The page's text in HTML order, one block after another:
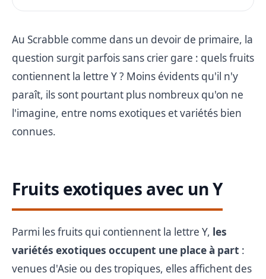
Fruits exotiques avec un Y
Fruits communs avec un Y
Fruits rares et méconnus
Jeux de mots et curiosités
Au Scrabble comme dans un devoir de primaire, la
question surgit parfois sans crier gare : quels fruits
contiennent la lettre Y ? Moins évidents qu'il n'y
paraît, ils sont pourtant plus nombreux qu'on ne
l'imagine, entre noms exotiques et variétés bien
connues.
Fruits exotiques avec un Y
Parmi les fruits qui contiennent la lettre Y, les
variétés exotiques occupent une place à part :
venues d'Asie ou des tropiques, elles affichent des